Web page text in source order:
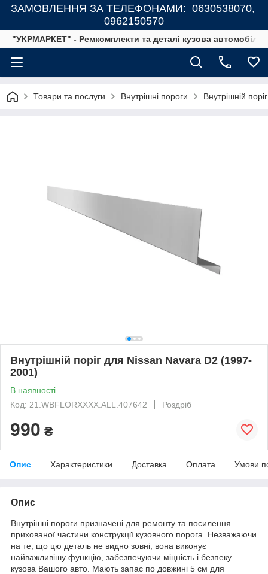
ЗАМОВЛЕННЯ ЗА ТЕЛЕФОНАМИ: 0630538070,
0962150570
"УКРМАРКЕТ" - Ремкомплекти та деталі кузова автомобілів
Товари та послуги Внутрішні пороги Внутрішній
Внутрішній поріг для Nissan Navara D2 (1997-
2001)
В наявності
Код: 21.WBFLORXXXX.ALL.407642
Роздріб
990 ₴
Опис Характеристики Доставка Оплата Умови
Опис
Внутрішні пороги призначені для ремонту та посилення
прихованої частини конструкції кузовного порога. Незважаючи
на те, що цю деталь не видно зовні, вона виконує
найважливішу функцію, забезпечуючи міцність і безпеку
кузова Вашого авто. Мають запас по довжині 5 см для